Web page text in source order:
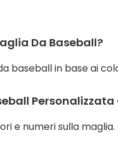
Da Baseball?
baseball in base ai
e numeri sulla maglia.